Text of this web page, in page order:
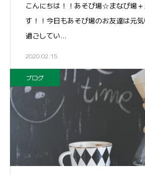
こんにちは！！あそび場☆まなび場
す！！今日もあそび場のお友達は元
過ごしてい…
2020.02.15
ブログ